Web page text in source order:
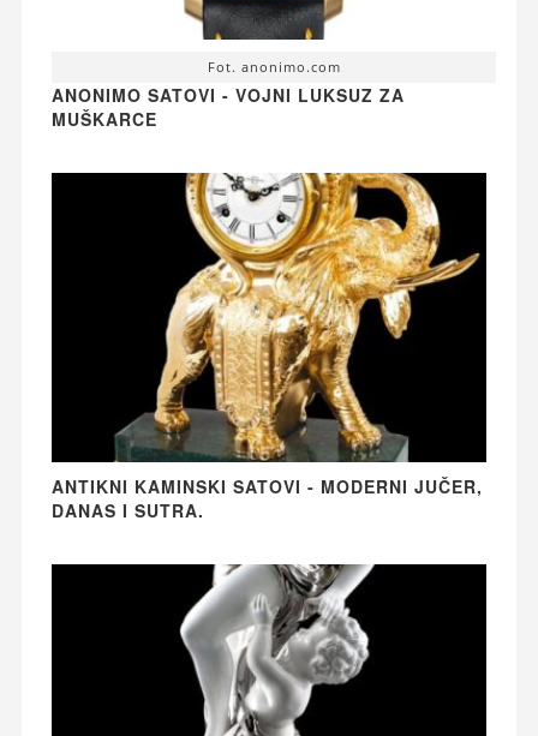
Fot. anonimo.com
ANONIMO SATOVI - VOJNI LUKSUZ ZA
MUŠKARCE
ANTIKNI KAMINSKI SATOVI - MODERNI JUČER,
DANAS I SUTRA.